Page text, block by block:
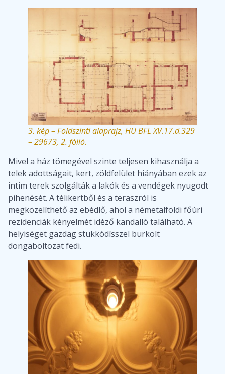
3. kép – Földszinti alaprajz, HU BFL XV.17.d.329
– 29673, 2. fólió.
Mivel a ház tömegével szinte teljesen kihasználja a
telek adottságait, kert, zöldfelület hiányában ezek az
intim terek szolgálták a lakók és a vendégek nyugodt
pihenését. A télikertből és a teraszról is
megközelíthető az ebédlő, ahol a németalföldi főúri
rezidenciák kényelmét idéző kandalló található. A
helyiséget gazdag stukkódísszel burkolt
dongaboltozat fedi.